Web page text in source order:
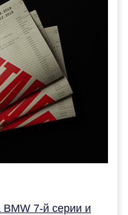
BMW 7-й серии и